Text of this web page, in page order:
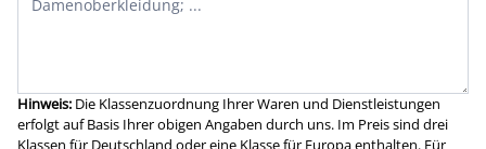
Hinweis: Die Klassenzuordnung Ihrer Waren und Dienstleistungen
erfolgt auf Basis Ihrer obigen Angaben durch uns. Im Preis sind drei
Klassen für Deutschland oder eine Klasse für Europa enthalten. Für